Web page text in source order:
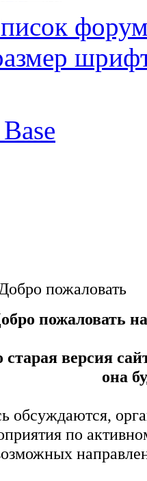
Добро пожаловать
пожаловать
старая версия
она
обсуждаются,
по